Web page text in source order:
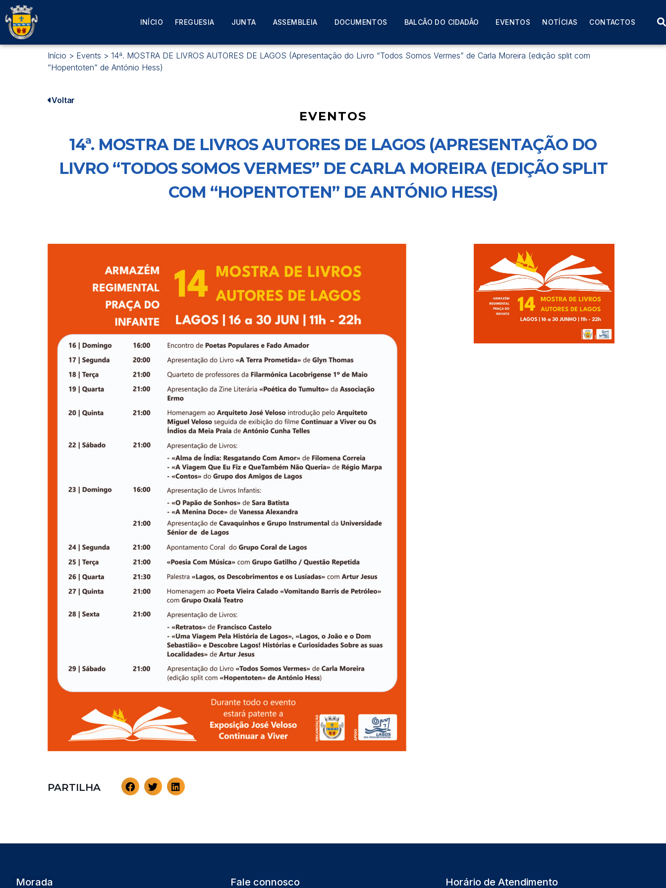
INÍCIO FREGUESIA JUNTA ASSEMBLEIA DOCUMENTOS BALCÃO DO CIDADÃO EVENTOS NOTÍCIAS CONTACTOS
Início > Events > 14ª. MOSTRA DE LIVROS AUTORES DE LAGOS (Apresentação do Livro “Todos Somos Vermes” de Carla Moreira (edição split com
“Hopentoten” de António Hess)
Voltar
EVENTOS
14ª. MOSTRA DE LIVROS AUTORES DE LAGOS (APRESENTAÇÃO DO
LIVRO “TODOS SOMOS VERMES” DE CARLA MOREIRA (EDIÇÃO SPLIT
COM “HOPENTOTEN” DE ANTÓNIO HESS)
PARTILHA
Morada Fale connosco Horário de Atendimento